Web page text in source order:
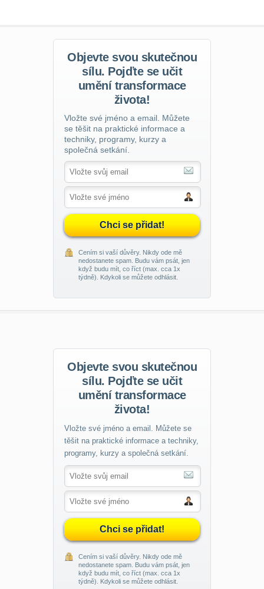
Objevte svou skutečnou
sílu. Pojďte se učit
umění transformace
života!
Vložte své jméno a email. Můžete
se těšit na praktické informace a
techniky, programy, kurzy a
společná setkání.
Chci se přidat!
Cením si vaší důvěry. Nikdy ode mě
nedostanete spam. Budu vám psát, jen
když budu mít, co říct (max. cca 1x
týdně). Kdykoli se můžete odhlásit.
Objevte svou skutečnou
sílu. Pojďte se učit
umění transformace
života!
Vložte své jméno a email. Můžete se
těšit na praktické informace a techniky,
programy, kurzy a společná setkání.
Chci se přidat!
Cením si vaší důvěry. Nikdy ode mě
nedostanete spam. Budu vám psát, jen
když budu mít, co říct (max. cca 1x
týdně). Kdykoli se můžete odhlásit.